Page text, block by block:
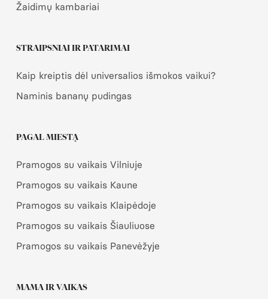
Žaidimų kambariai
STRAIPSNIAI IR PATARIMAI
Kaip kreiptis dėl universalios išmokos vaikui?
Naminis bananų pudingas
PAGAL MIESTĄ
Pramogos su vaikais Vilniuje
Pramogos su vaikais Kaune
Pramogos su vaikais Klaipėdoje
Pramogos su vaikais Šiauliuose
Pramogos su vaikais Panevėžyje
MAMA IR VAIKAS